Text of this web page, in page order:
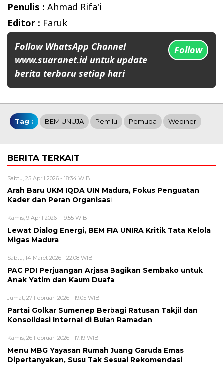
Penulis : Ahmad Rifa'i
Editor : Faruk
Follow WhatsApp Channel
www.suaranet.id untuk update
berita terbaru setiap hari
Follow
Tag : BEM UNUJA Pemilu Pemuda Webiner
BERITA TERKAIT
Sabtu, 25 April 2026 - 18:34 WIB
Arah Baru UKM IQDA UIN Madura, Fokus Penguatan
Kader dan Peran Organisasi
Kamis, 9 April 2026 - 19:55 WIB
Lewat Dialog Energi, BEM FIA UNIRA Kritik Tata Kelola
Migas Madura
Sabtu, 14 Maret 2026 - 22:08 WIB
PAC PDI Perjuangan Arjasa Bagikan Sembako untuk
Anak Yatim dan Kaum Duafa
Jumat, 27 Februari 2026 - 19:05 WIB
Partai Golkar Sumenep Berbagi Ratusan Takjil dan
Konsolidasi Internal di Bulan Ramadan
Kamis, 26 Februari 2026 - 17:19 WIB
Menu MBG Yayasan Rumah Juang Garuda Emas
Dipertanyakan, Susu Tak Sesuai Rekomendasi